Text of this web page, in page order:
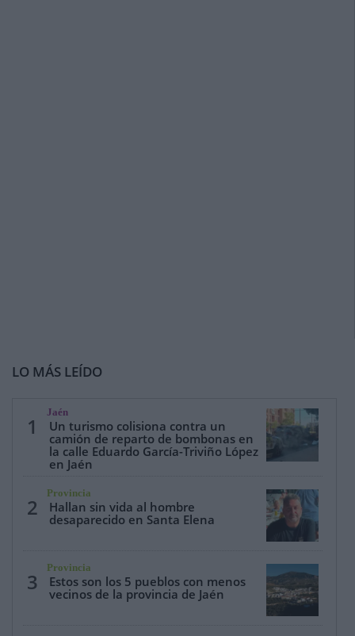
LO MÁS LEÍDO
1
Jaén
Un turismo colisiona contra un
camión de reparto de bombonas en
la calle Eduardo García-Triviño López
en Jaén
2
Provincia
Hallan sin vida al hombre
desaparecido en Santa Elena
3
Provincia
Estos son los 5 pueblos con menos
vecinos de la provincia de Jaén